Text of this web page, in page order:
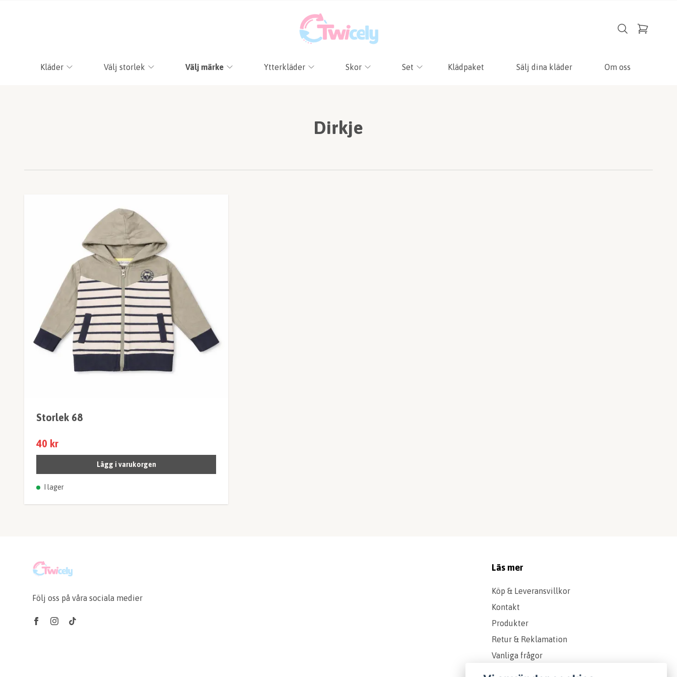
Kläder Välj storlek Välj märke Ytterkläder Skor Set Klädpaket Sälj dina kläder Om oss
Dirkje
Storlek 68
40 kr
Lägg i varukorgen
I lager
Följ oss på våra sociala medier
Läs mer
Köp & Leveransvillkor
Kontakt
Produkter
Retur & Reklamation
Vanliga frågor